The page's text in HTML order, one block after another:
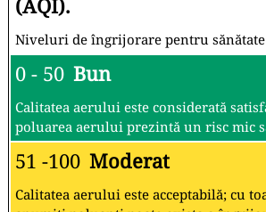
(AQI).
Niveluri de îngrijorare pentru sănătate
0 - 50 Bun
Calitatea aerului este considerată
poluarea aerului prezintă un risc mic
51 -100 Moderat
Calitatea aerului este acceptabilă; cu